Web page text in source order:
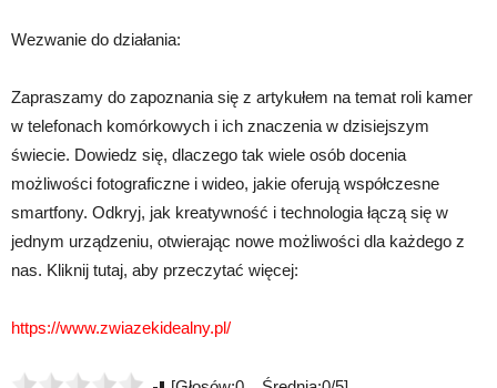
Wezwanie do działania:
Zapraszamy do zapoznania się z artykułem na temat roli kamer
w telefonach komórkowych i ich znaczenia w dzisiejszym
świecie. Dowiedz się, dlaczego tak wiele osób docenia
możliwości fotograficzne i wideo, jakie oferują współczesne
smartfony. Odkryj, jak kreatywność i technologia łączą się w
jednym urządzeniu, otwierając nowe możliwości dla każdego z
nas. Kliknij tutaj, aby przeczytać więcej:
https://www.zwiazekidealny.pl/